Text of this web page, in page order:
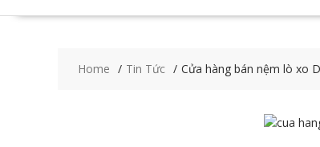
Home Tin Tức Cửa hàng bán nệm lò xo